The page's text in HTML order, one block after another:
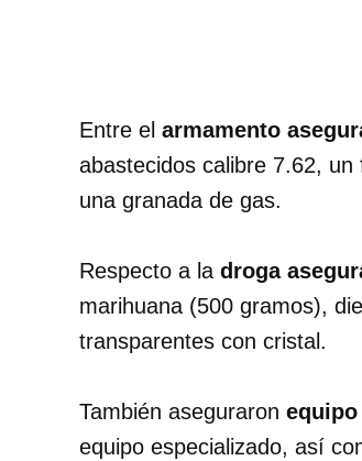
Entre el armamento
abastecidos calibre 7.62,
una granada de gas.
Respecto a la droga
marihuana (500 gramos),
transparentes con cristal.
También aseguraron
equipo especializado, así